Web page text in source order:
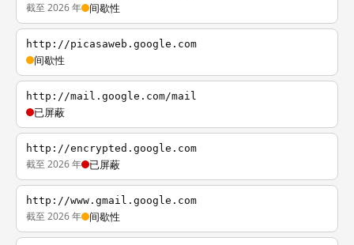
截至 2026 年 间歇性
http://picasaweb.google.com
间歇性
http://mail.google.com/mail
已屏蔽
http://encrypted.google.com
截至 2026 年 已屏蔽
http://www.gmail.google.com
截至 2026 年 间歇性